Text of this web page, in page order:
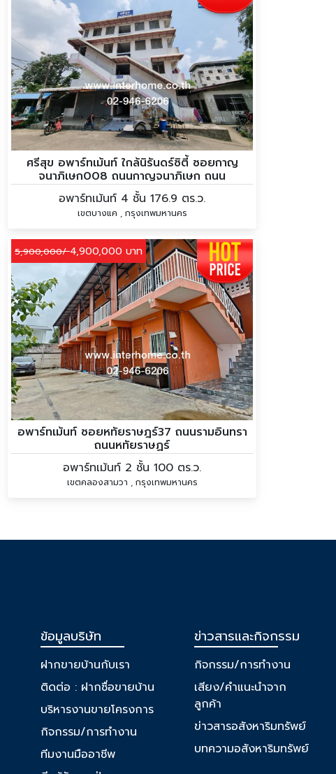
ศรีสุข อพาร์ทเม้นท์ ใกล้นิรันดร์ซิตี้ ซอยกาญ
จนาภิเษก008 ถนนกาญจนาภิเษก ถนน
เพชรเกษม
อพาร์ทเม้นท์ 4 ชั้น 176.9 ตร.ว.
เขตบางแค , กรุงเทพมหานคร
5,900,000/4,900,000 บาท
อพาร์ทเม้นท์ ซอยหทัยราษฎร์37 ถนนรามอินทรา
ถนนหทัยราษฏร์
อพาร์ทเม้นท์ 2 ชั้น 100 ตร.ว.
เขตคลองสามวา , กรุงเทพมหานคร
ข้อมูลบริษัท
ฝากขายบ้านกับเรา
ติดต่อ : ฝากซื่อขายบ้าน
บริหารงานขายโครงการ
กิจกรรม/การทำงาน
ทีมงานมืออาชีพ
ข่าวสารและกิจกรรม
กิจกรรม/การทำงาน
เสียง/คำแนะนำจาก
ลูกค้า
ข่าวสารอสังหาริมทรัพย์
บทความอสังหาริมทรัพย์